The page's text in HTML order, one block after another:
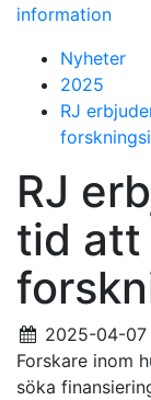
information
Nyheter
2025
RJ
RJ
tid att
2025-04-07
Forskare inom
söka